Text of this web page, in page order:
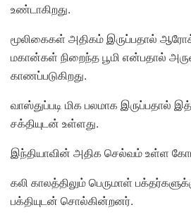
உண்டாகிறது.
மூலிகைகள் அதிகம் இருப்பதால்
மகான்கள் நிறைந்த பூமி என்பதால்
காணப்படுகிறது.
வாஸ்துப்படி மிக பலமாக இருப்பதால்
சக்தியுடன் உள்ளது.
இந்தியாவின் அதிக செல்வம் உள்ள
கலி காலத்திலும் பெருமாள்
பக்தியுடன் சொல்கின்றனர்.